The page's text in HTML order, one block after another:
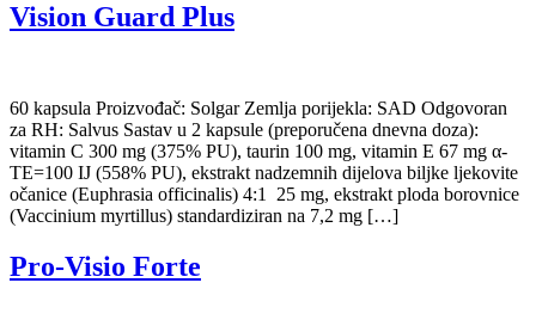
Vision Guard Plus
60 kapsula Proizvođač: Solgar Zemlja porijekla: SAD Odgovoran
za RH: Salvus Sastav u 2 kapsule (preporučena dnevna doza):
vitamin C 300 mg (375% PU), taurin 100 mg, vitamin E 67 mg α-
TE=100 IJ (558% PU), ekstrakt nadzemnih dijelova biljke ljekovite
očanice (Euphrasia officinalis) 4:1 25 mg, ekstrakt ploda borovnice
(Vaccinium myrtillus) standardiziran na 7,2 mg […]
Pro-Visio Forte